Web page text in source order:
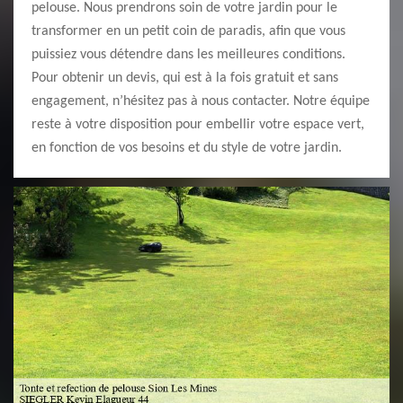
pelouse. Nous prendrons soin de votre jardin pour le
transformer en un petit coin de paradis, afin que vous
puissiez vous détendre dans les meilleures conditions.
Pour obtenir un devis, qui est à la fois gratuit et sans
engagement, n’hésitez pas à nous contacter. Notre équipe
reste à votre disposition pour embellir votre espace vert,
en fonction de vos besoins et du style de votre jardin.